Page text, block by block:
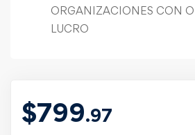
ORGANIZACIONES CON
LUCRO
$799.97